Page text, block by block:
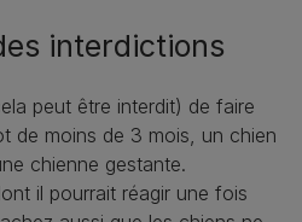
interdictions
peut être interdit) de faire
de moins de 3 mois, un chien
chienne gestante.
il pourrait réagir une fois